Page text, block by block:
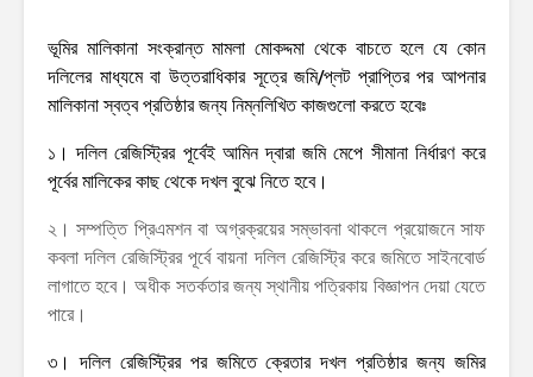
ভূমির মালিকানা সংক্রান্ত মামলা মোকদ্দমা থেকে বাচতে হলে যে কোন
দলিলের মাধ্যমে বা উত্তরাধিকার সূত্রে জমি/প্লট প্রাপ্তির পর আপনার
মালিকানা স্বত্ব প্রতিষ্ঠার জন্য নিম্নলিখিত কাজগুলো করতে হবেঃ
১। দলিল রেজিস্ট্রির পূর্বেই আমিন দ্বারা জমি মেপে সীমানা নির্ধারণ করে
পূর্বের মালিকের কাছ থেকে দখল বুঝে নিতে হবে।
২। সম্পত্তি প্রিএমশন বা অগ্রক্রয়ের সম্ভাবনা থাকলে প্রয়োজনে সাফ
কবলা দলিল রেজিস্ট্রির পূর্বে বায়না দলিল রেজিস্ট্রি করে জমিতে সাইনবোর্ড
লাগাতে হবে। অধীক সতর্কতার জন্য স্থানীয় পত্রিকায় বিজ্ঞাপন দেয়া যেতে
পারে।
৩। দলিল রেজিস্ট্রির পর জমিতে ক্রেতার দখল প্রতিষ্ঠার জন্য জমির